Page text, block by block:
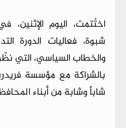
اختُتمت، اليوم
شبوة، فعاليات الدورة
والخطاب السياسي، التي
شاباً وشابة من أبناء